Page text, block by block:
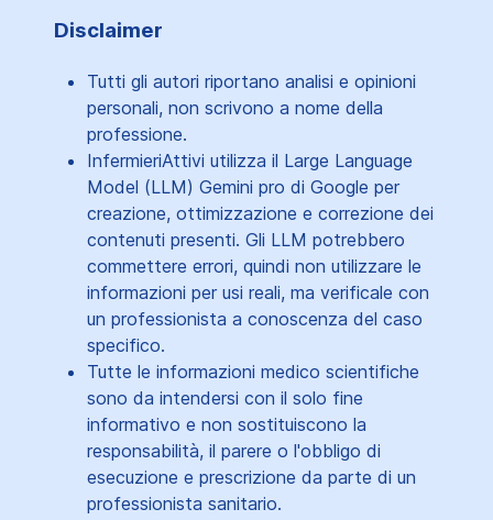
Disclaimer
Tutti gli autori riportano analisi e opinioni
personali, non scrivono a nome della
professione.
InfermieriAttivi utilizza il Large Language
Model (LLM) Gemini pro di Google per
creazione, ottimizzazione e correzione dei
contenuti presenti. Gli LLM potrebbero
commettere errori, quindi non utilizzare le
informazioni per usi reali, ma verificale con
un professionista a conoscenza del caso
specifico.
Tutte le informazioni medico scientifiche
sono da intendersi con il solo fine
informativo e non sostituiscono la
responsabilità, il parere o l'obbligo di
esecuzione e prescrizione da parte di un
professionista sanitario.